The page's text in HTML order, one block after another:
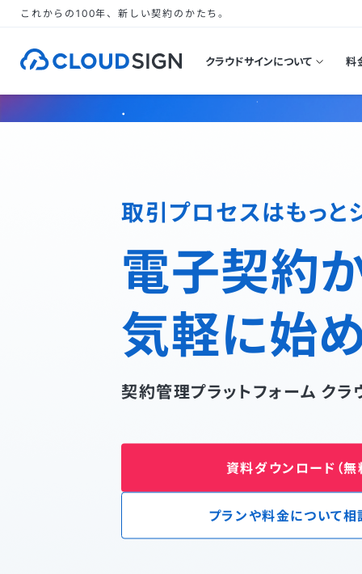
これからの100年、新しい契約のかたち。
クラウドサインについて 料
取引プロセスはもっと
電子契約
気軽に始
契約管理プラットフォーム クラ
資料ダウンロード（無
プランや料金について相